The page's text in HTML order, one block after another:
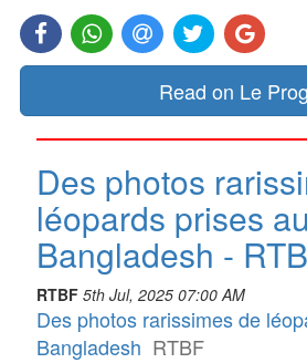
Read on Le
Des photos
léopards prises au
Bangladesh -
RTBF 5th Jul, 2025 07:00 AM
Des photos rarissimes de
Bangladesh RTBF